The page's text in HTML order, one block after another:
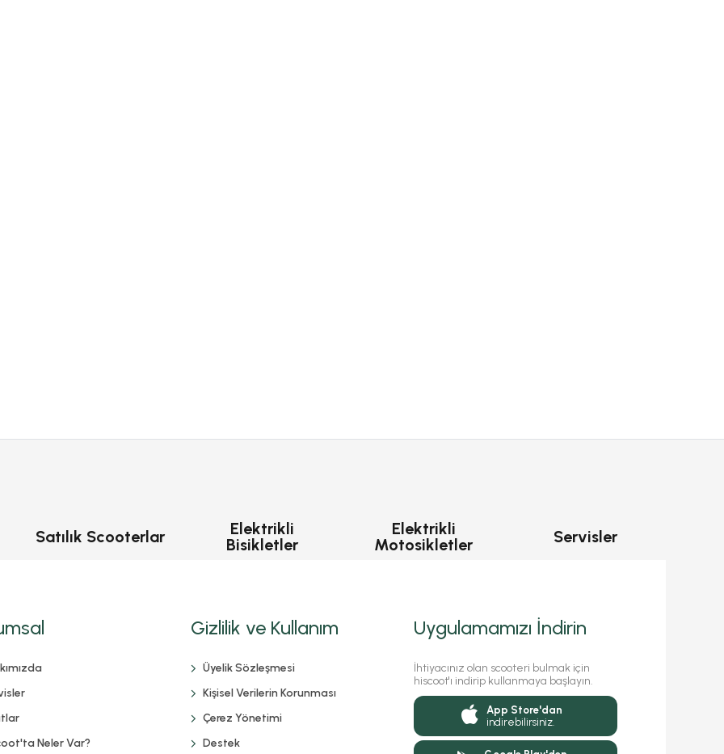
Satılık Scooterlar
Elektrikli
Bisikletler
Elektrikli
Motosikletler
Servisler
Neler Var?
Gizlilik ve Kullanım
Üyelik Sözleşmesi
Kişisel Verilerin Korunması
Çerez Yönetimi
Destek
Uygulamamızı İndirin
İhtiyacınız olan scooteri bulmak için
hiscoot'ı indirip kullanmaya başlayın.
App Store'dan
indirebilirsiniz.